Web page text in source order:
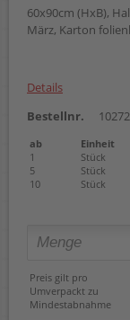
60x90cm (HxB),
März, Karton
Details
Bestellnr.
ab Einheit
1
Stück
5
Stück
10
Stück
Preis gilt pro
Umverpackt zu
Mindestabnahme